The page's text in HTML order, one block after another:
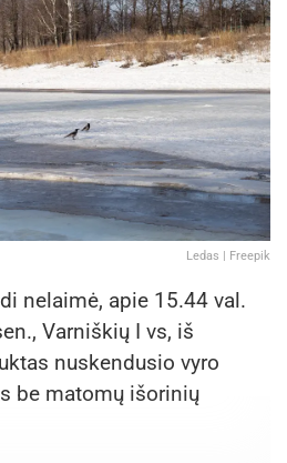
Ledas | Freepik
nelaimė, apie 15.44 val.
Varniškių I vs, iš
nuskendusio vyro
be matomų išorinių